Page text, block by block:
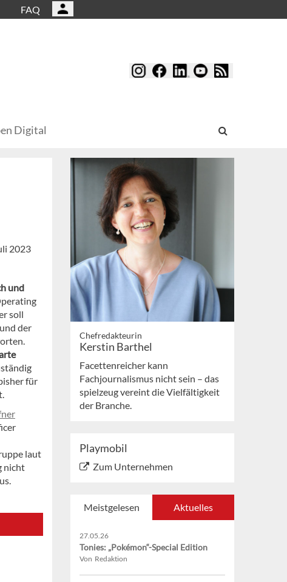
FAQ
Digital
2023
und
soll
der
für
laut
nicht
Chefredakteurin
Kerstin Barthel
Facettenreicher kann
Fachjournalismus nicht sein – das
spielzeug vereint die Vielfältigkeit
der Branche.
Playmobil
Zum Unternehmen
Meistgelesen Aktuelles
27.05.26
Tonies: „Pokémon“-Special Edition
Von Redaktion